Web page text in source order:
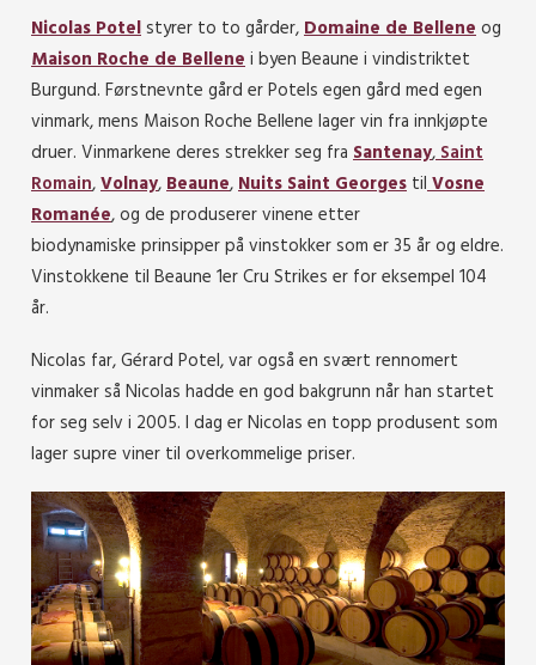
Nicolas Potelstyrer to to gårder,Domaine de Belleneog
Maison Roche de Bellenei byen Beaune i vindistriktet
Burgund. Førstnevnte gård er Potels egen gård med egen
vinmark, mens Maison Roche Bellene lager vin fra innkjøpte
druer. Vinmarkene deres strekker seg fra Santenay,Saint
Romain,Volnay,Beaune,Nuits Saint Georges tilVosne
Romanée,og de produserer vinene etter
biodynamiske prinsipper på vinstokker som er 35 år og eldre.
Vinstokkene til Beaune 1er Cru Strikes er for eksempel 104
år.
Nicolas far, Gérard Potel, var også en svært rennomert
vinmaker så Nicolas hadde en god bakgrunn når han startet
for seg selv i 2005. I dag er Nicolas en topp produsent som
lager supre viner til overkommelige priser.